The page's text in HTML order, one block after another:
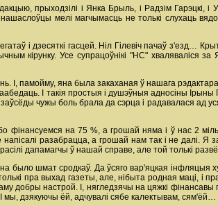
прыходзілі і Янка Брыль, і Радзім Гарэцкі, і
мелі магчымасць не толькі слухаць
і дзесяткі гасцей. Ніл Гілевіч пачаў з'езд…
кірунку. Усе супрацоўнікі "НС" хваляваліся
І, памойму, яна была закаханая ў нашага
І такія простыя і душэўныя адносіны
чужы боль брала да сэрца і радавалася ад
на 75 %, а грошай няма і ў нас 2
разабрацца, а грошай нам так і не далі. Я
дапамагчы ў нашай справе, але той толькі
было шмат сродкаў. Да ўсяго вар'яцкая інфляцыя
пра выхад газеты, але, нібыта родная маці, і
добры настрой. І, нягледзячы на цяжкі
мы, дзякуючы ёй, адчувалі сябе калектывам, сям'ёй…